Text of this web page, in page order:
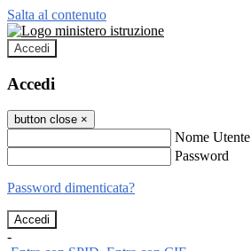
Salta al contenuto
Accedi
Accedi
button close ×
Nome Utente
Password
Password dimenticata?
-